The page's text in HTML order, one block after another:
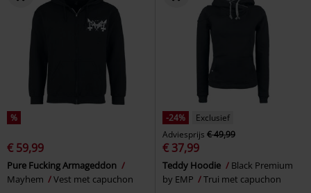
%
€ 59,99
Pure Fucking Armageddon
Mayhem
Vest met capuchon
-24%
Exclusief
Adviesprijs € 49,99
€ 37,99
Teddy Hoodie
Black Premium
by EMP
Trui met capuchon